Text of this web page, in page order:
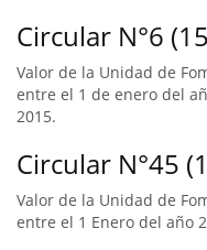
Circular N°6
Valor de la Unidad de
entre el 1 de enero del
2015.
Circular N°45
Valor de la Unidad de
entre el 1 Enero del año